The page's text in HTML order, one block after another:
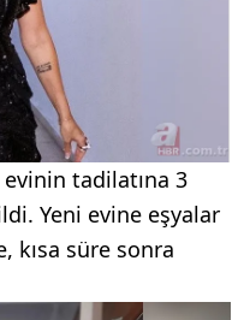
evinin tadilatına 3
Yeni evine eşyalar
kısa süre sonra